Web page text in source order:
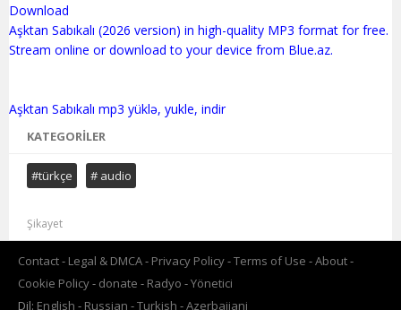
Download
Aşktan Sabıkalı (2026 version) in high-quality MP3 format for free.
Stream online or download to your device from Blue.az.
KATEGORILER
#türkçe # audio
Şikayet
Contact Legal & DMCA Privacy Policy Terms of Use
About
Cookie Policy
donate Radyo
Yönetici
Dil: English Russian Turkish Azerbaijani